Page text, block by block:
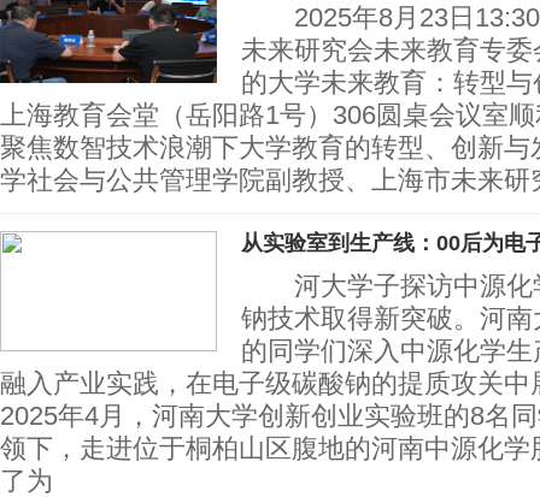
2025年8月23日
未来研究会未来教育专
的大学未来教育：转型
上海教育会堂（岳阳路1号）306圆桌会议室
聚焦数智技术浪潮下大学教育的转型、创新
学社会与公共管理学院副教授、上海市未来研
从实验室到生产线：00后为电
河大学子探访中源化
钠技术取得新突破。河
的同学们深入中源化学
融入产业实践，在电子级碳酸钠的提质攻关
2025年4月，河南大学创新创业实验班的8名
领下，走进位于桐柏山区腹地的河南中源化
了为